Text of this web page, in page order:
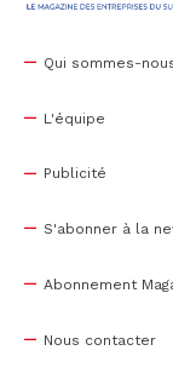
Qui sommes-
L'équipe
Publicité
S'abonner à la
Abonnement
Nous contacter